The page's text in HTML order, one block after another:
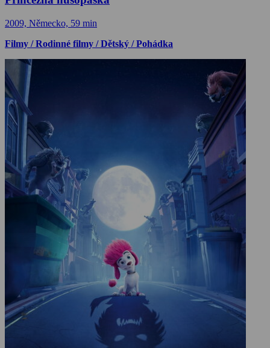
2009, Německo, 59 min
Filmy / Rodinné filmy / Dětský / Pohádka